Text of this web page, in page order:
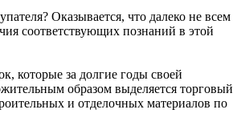
Оказывается, что далеко не всем
соответствующих познаний в этой
которые за долгие годы своей
образом выделяется торговый
и отделочных материалов по